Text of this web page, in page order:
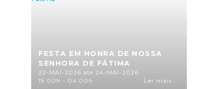
FESTA EM HONRA DE NOSSA
SENHORA DE FÁTIMA
22-MAI-2026 até 24-MAI-2026
19:00h - 04:00h
Ler mais ...